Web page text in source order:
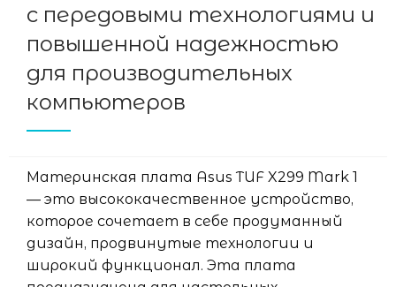
с передовыми технологиями и
повышенной надежностью
для производительных
компьютеров
Материнская плата Asus TUF X299 Mark 1
— это высококачественное устройство,
которое сочетает в себе продуманный
дизайн, продвинутые технологии и
широкий функционал. Эта плата